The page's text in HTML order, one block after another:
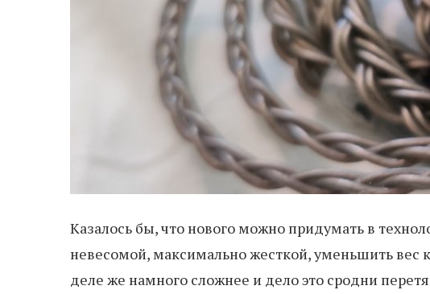
Казалось бы, что нового можно придумать в
невесомой, максимально жесткой, уменьшить вес
деле же намного сложнее и дело это сродни